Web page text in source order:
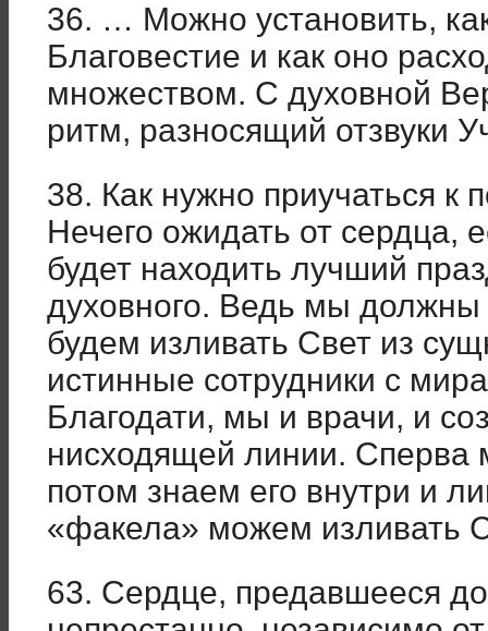
36. … Можно установить,
Благовестие и как оно
множеством. С духовной
ритм, разносящий отзвуки
38. Как нужно приучаться к
Нечего ожидать от
будет находить лучший
духовного. Ведь мы должны
будем изливать Свет из
истинные сотрудники с
Благодати, мы и врачи, и
нисходящей линии.
потом знаем его внутри и
«факела» можем изливать
63. Сердце, предавшееся